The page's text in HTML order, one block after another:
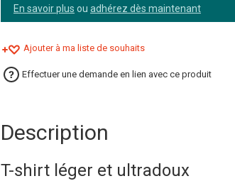
En savoir plus ou adhérez dès maintenant
Ajouter à ma liste de souhaits
Effectuer une demande en lien avec ce produit
Description
T-shirt léger et ultradoux